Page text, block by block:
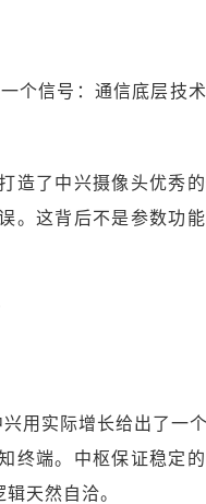
信号：通信底层技
造了中兴摄像头优秀
。这背后不是参数功
用实际增长给出了一
终端。中枢保证稳定
天然自洽。